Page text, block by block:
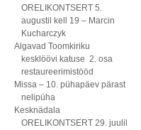
ORELIKONTSERT 5.
augustil kell 19 – Marcin
Kucharczyk
Algavad Toomkiriku
kesklöövi katuse 2. osa
restaureerimistööd
Missa – 10. pühapäev pärast
nelipüha
Kesknädala
ORELIKONTSERT 29. juulil